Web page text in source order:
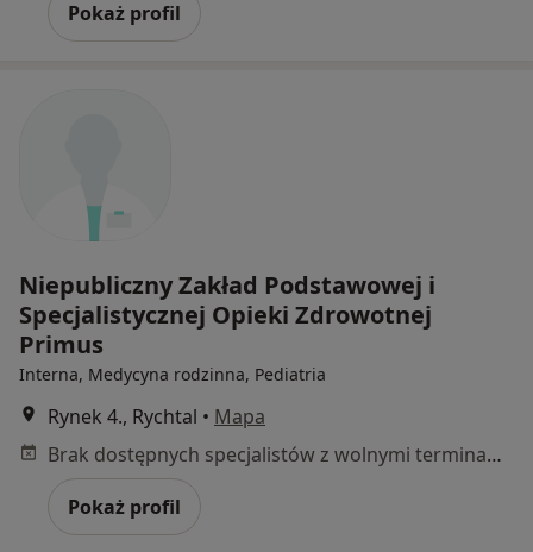
Pokaż profil
Niepubliczny Zakład Podstawowej i
Specjalistycznej Opieki Zdrowotnej
Primus
Interna, Medycyna rodzinna, Pediatria
Rynek 4., Rychtal • Mapa
Brak dostępnych specjalistów z wolnymi terminami w tym centrum medycznym.
Pokaż profil